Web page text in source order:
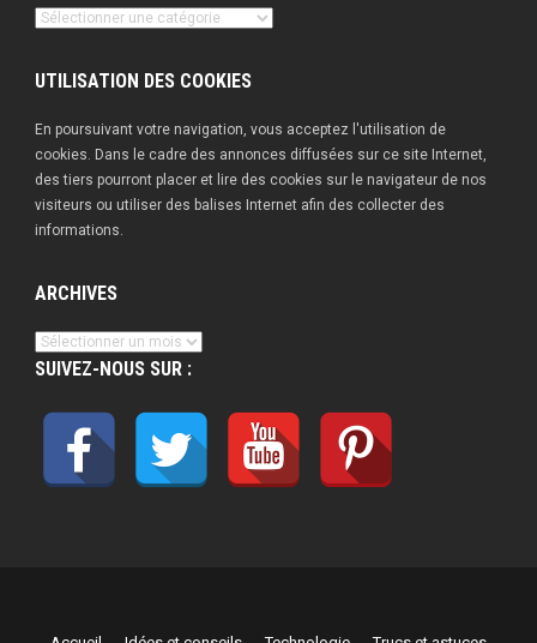
Nos
UTILISATION DES COOKIES
En poursuivant votre navigation, vous acceptez l'utilisation de
cookies. Dans le cadre des annonces diffusées sur ce site Internet,
des tiers pourront placer et lire des cookies sur le navigateur de nos
visiteurs ou utiliser des balises Internet afin des collecter des
informations.
ARCHIVES
Archives
SUIVEZ-NOUS SUR :